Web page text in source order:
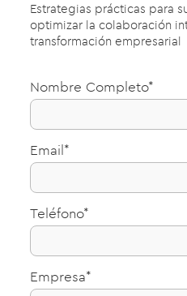
Estrategias prácticas para
optimizar la colaboración
transformación empresarial
Nombre Completo*
Email*
Teléfono*
Empresa*